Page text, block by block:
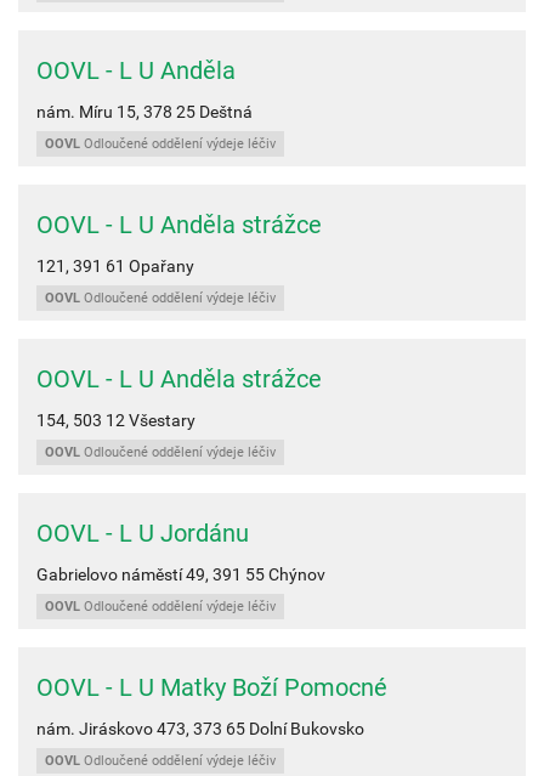
OOVL - L U Anděla
nám. Míru 15, 378 25 Deštná
OOVL Odloučené oddělení výdeje léčiv
OOVL - L U Anděla strážce
121, 391 61 Opařany
OOVL Odloučené oddělení výdeje léčiv
OOVL - L U Anděla strážce
154, 503 12 Všestary
OOVL Odloučené oddělení výdeje léčiv
OOVL - L U Jordánu
Gabrielovo náměstí 49, 391 55Chýnov
OOVL Odloučené oddělení výdeje léčiv
OOVL - L U Matky Boží Pomocné
nám. Jiráskovo 473, 373 65 Dolní Bukovsko
OOVL Odloučené oddělení výdeje léčiv